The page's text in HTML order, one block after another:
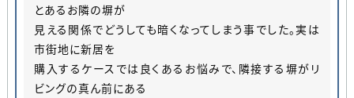
とあるお隣の塀が
見える関係でどうしても暗くなってしまう事でした。実は
市街地に新居を
購入するケースでは良くあるお悩みで、隣接する塀がリ
ビングの真ん前にある